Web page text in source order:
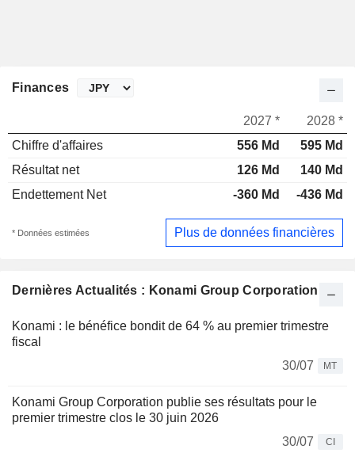
Dernières Actualités : Konami Group Corporation
Konami : le bénéfice bondit de 64 % au premier trimestre
fiscal
30/07
MT
Konami Group Corporation publie ses résultats pour le
premier trimestre clos le 30 juin 2026
30/07
CI
Finances
2027 *
2028 *
Chiffre d'affaires
556 Md
595 Md
Résultat net
126 Md
140 Md
Endettement Net
-360 Md -436 Md
* Données estimées Plus de données financières